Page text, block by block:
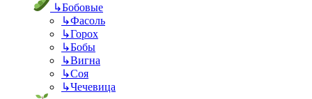
↳Бобовые
↳Фасоль
↳Горох
↳Бобы
↳Вигна
↳Соя
↳Чечевица